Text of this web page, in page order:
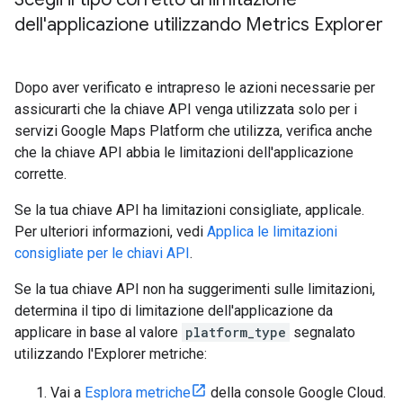
dell'applicazione utilizzando Metrics Explorer
Dopo aver verificato e intrapreso le azioni necessarie per
assicurarti che la chiave API venga utilizzata solo per i
servizi Google Maps Platform che utilizza, verifica anche
che la chiave API abbia le limitazioni dell'applicazione
corrette.
Se la tua chiave API ha limitazioni consigliate, applicale.
Per ulteriori informazioni, vedi Applica le limitazioni
consigliate per le chiavi API.
Se la tua chiave API non ha suggerimenti sulle limitazioni,
determina il tipo di limitazione dell'applicazione da
applicare in base al valore platform_type segnalato
utilizzando l'Explorer metriche:
Vai a Esplora metriche
della console Google Cloud.